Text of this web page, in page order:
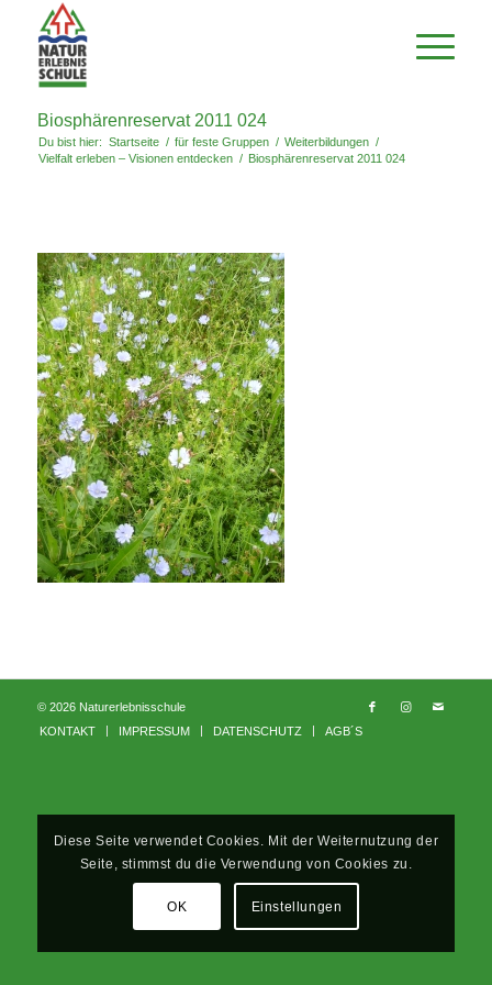
Biosphärenreservat 2011 024
Du bist hier: Startseite / für feste Gruppen / Weiterbildungen /
Vielfalt erleben – Visionen entdecken / Biosphärenreservat 2011 024
© 2026 Naturerlebnisschule
KONTAKT
IMPRESSUM DATENSCHUTZ AGB´S
Diese Seite verwendet Cookies. Mit der Weiternutzung der
Seite, stimmst du die Verwendung von Cookies zu.
OK Einstellungen